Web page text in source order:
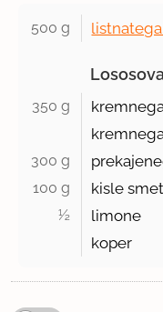
500 g
350 g
300 g
100 g kisle
½
limone
koper